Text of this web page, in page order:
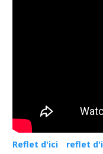
Reflet d'ici reflet